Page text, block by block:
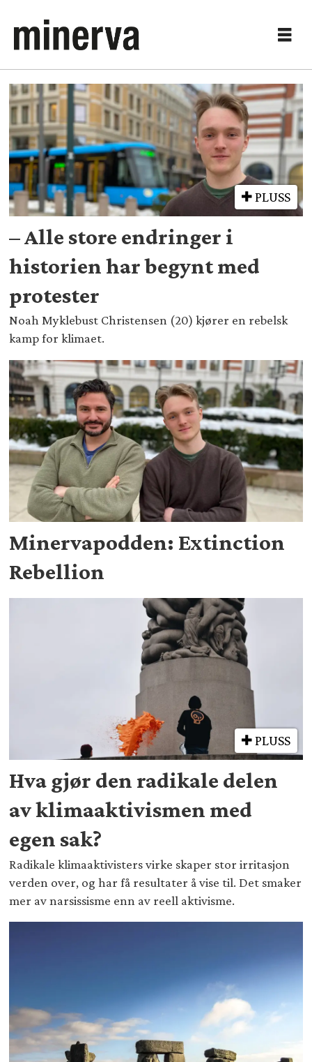
Tag:
klimaaktivisme
PLUSS
– Alle store endringer i
historien har begynt med
protester
Noah Myklebust Christensen (20) kjører en rebelsk
kamp for klimaet.
Minervapodden: Extinction
Rebellion
PLUSS
Hva gjør den radikale delen
av klimaaktivismen med
egen sak?
Radikale klimaaktivisters virke skaper stor irritasjon
verden over, og har få resultater å vise til. Det smaker
mer av narsissisme enn av reell aktivisme.